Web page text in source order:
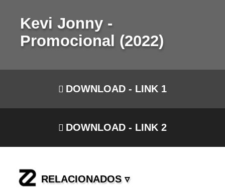
Kevi Jonny -
Promocional (2022)
DOWNLOAD - LINK 1
DOWNLOAD - LINK 2
RELACIONADOS ▿